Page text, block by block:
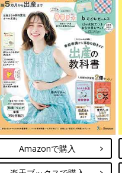
Amazonで購入